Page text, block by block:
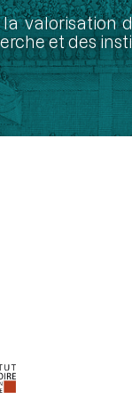
valorisation
et des